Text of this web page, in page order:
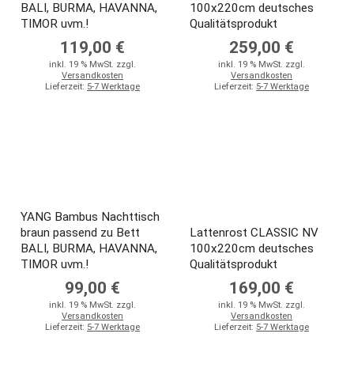
BALI, BURMA, HAVANNA,
TIMOR uvm.!
119,00 €
inkl. 19 % MwSt. zzgl.
Versandkosten
Lieferzeit: 5-7 Werktage
100x220cm deutsches
Qualitätsprodukt
259,00 €
inkl. 19 % MwSt. zzgl.
Versandkosten
Lieferzeit: 5-7 Werktage
YANG Bambus Nachttisch
braun passend zu Bett
BALI, BURMA, HAVANNA,
TIMOR uvm.!
99,00 €
inkl. 19 % MwSt. zzgl.
Versandkosten
Lieferzeit: 5-7 Werktage
Lattenrost CLASSIC NV
100x220cm deutsches
Qualitätsprodukt
169,00 €
inkl. 19 % MwSt. zzgl.
Versandkosten
Lieferzeit: 5-7 Werktage